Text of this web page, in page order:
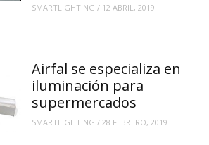
SMARTLIGHTING / 12 ABRIL, 2019
Airfal se especializa en
iluminación para
supermercados
SMARTLIGHTING / 28 FEBRERO, 2019